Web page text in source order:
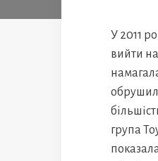
У 2011
вийти
група